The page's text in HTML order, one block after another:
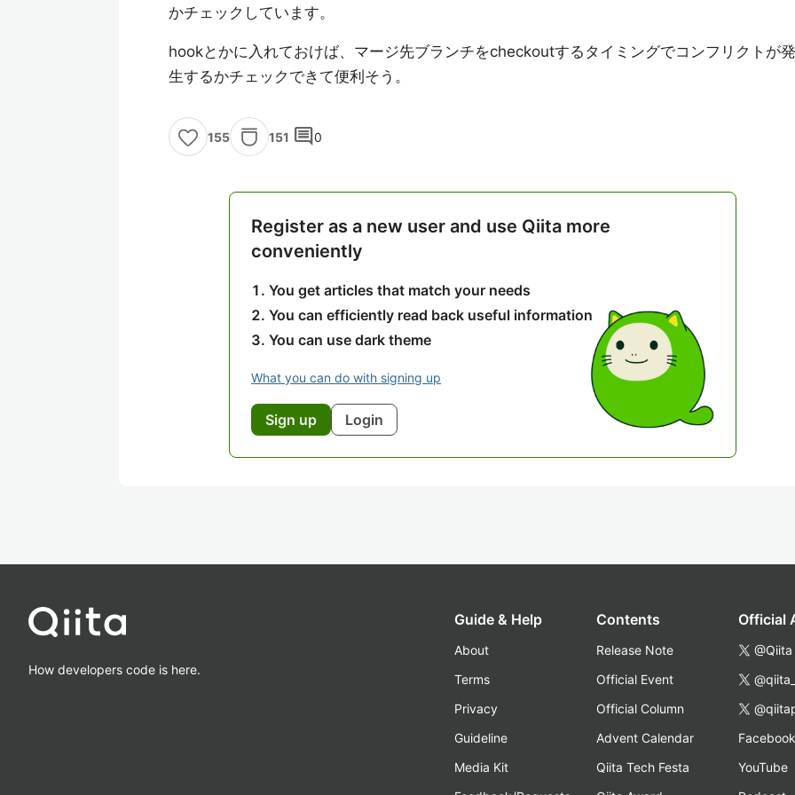
かチェックしています。
hookとかに入れておけば、マージ先ブランチをcheckoutするタイミングでコンフリクトが発
生するかチェックできて便利そう。
155 151 comment0
Register as a new user and use Qiita more
conveniently
You get articles that match your needs
You can efficiently read back useful information
You can use dark theme
What you can do with signing up
Sign up Login
How developers code is here.
Guide & Help
About
Terms
Privacy
Guideline
Media Kit
Contents
Release Note
Official Event
Official Column
Advent Calendar
Qiita Tech Festa
Official
@Qiita
Facebook
YouTube